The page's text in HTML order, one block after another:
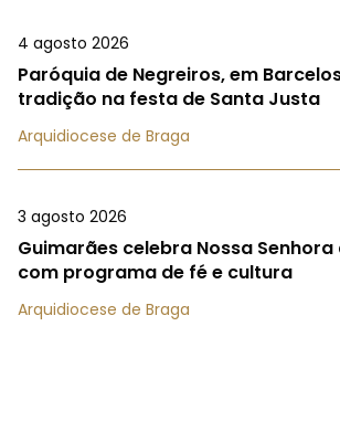
4 agosto 2026
Paróquia de Negreiros, em
tradição na festa de Santa Justa
Arquidiocese de Braga
3 agosto 2026
Guimarães celebra Nossa
com programa de fé e cultura
Arquidiocese de Braga